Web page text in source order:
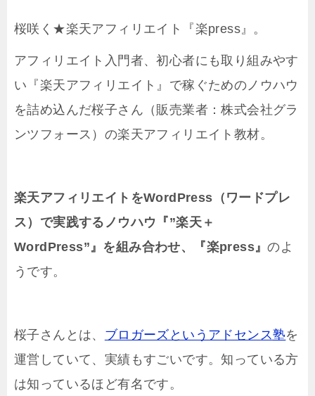
桜咲く★楽天アフィリエイト『楽press』。
アフィリエイト入門者、初心者にも取り組みやす
い『楽天アフィリエイト』で稼ぐためのノウハウ
を詰め込んだ桜子さん（販売業者：株式会社グラ
ンツフォース）の楽天アフィリエイト教材。
楽天アフィリエイトをWordPress（ワードプレ
ス）で実践するノウハウ『”楽天＋
WordPress”』を組み合わせ、『楽press』のよ
うです。
桜子さんとは、 ブロガーズというアドセンス塾を
運営していて、実績もすごいです。知っている方
は知っているほど有名です。